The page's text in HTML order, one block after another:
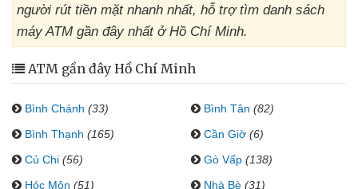
người rút tiền mặt nhanh nhất, hỗ trợ tìm danh sách
máy ATM gần đây nhất ở Hồ Chí Minh.
ATM gần đây Hồ Chí Minh
Bình Chánh (33) Bình Tân (82)
Bình Thạnh (165) Cần Giờ (6)
Củ Chi (56) Gò Vấp (138)
Hóc Môn (51) Nhà Bè (31)